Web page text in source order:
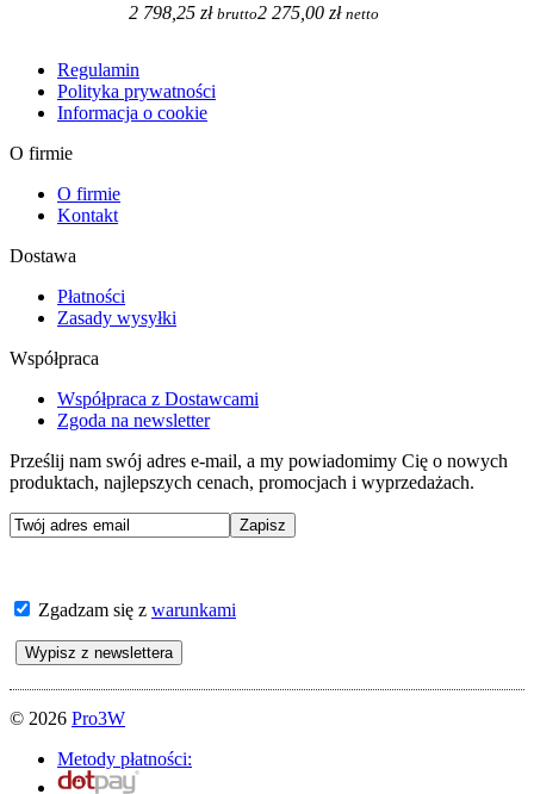
2 798,25 zł brutto2 275,00 zł netto
Regulamin
Polityka prywatności
Informacja o cookie
O firmie
O firmie
Kontakt
Dostawa
Płatności
Zasady wysyłki
Współpraca
Współpraca z Dostawcami
Zgoda na newsletter
Prześlij nam swój adres e-mail, a my powiadomimy Cię o nowych
produktach, najlepszych cenach, promocjach i wyprzedażach.
Zgadzam się z warunkami
© 2026 Pro3W
Metody płatności: